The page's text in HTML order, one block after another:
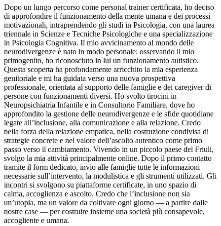
Dopo un lungo percorso come personal trainer certificata, ho deciso
di approfondire il funzionamento della mente umana e dei processi
motivazionali, intraprendendo gli studi in Psicologia, con una laurea
triennale in Scienze e Tecniche Psicologiche e una specializzazione
in Psicologia Cognitiva. Il mio avvicinamento al mondo delle
neurodivergenze è nato in modo personale: osservando il mio
primogenito, ho riconosciuto in lui un funzionamento autistico.
Questa scoperta ha profondamente arricchito la mia esperienza
genitoriale e mi ha guidata verso una nuova prospettiva
professionale, orientata al supporto delle famiglie e dei caregiver di
persone con funzionamenti diversi. Ho svolto tirocini in
Neuropsichiatria Infantile e in Consultorio Familiare, dove ho
approfondito la gestione delle neurodivergenze e le sfide quotidiane
legate all’inclusione, alla comunicazione e alla relazione. Credo
nella forza della relazione empatica, nella costruzione condivisa di
strategie concrete e nel valore dell’ascolto autentico come primo
passo verso il cambiamento. Vivendo in un piccolo paese del Friuli,
svolgo la mia attività principalmente online. Dopo il primo contatto
tramite il form dedicato, invio alle famiglie tutte le informazioni
necessarie sull’intervento, la modulistica e gli strumenti utilizzati. Gli
incontri si svolgono su piattaforme certificate, in uno spazio di
calma, accoglienza e ascolto. Credo che l’inclusione non sia
un’utopia, ma un valore da coltivare ogni giorno — a partire dalle
nostre case — per costruire insieme una società più consapevole,
accogliente e umana.